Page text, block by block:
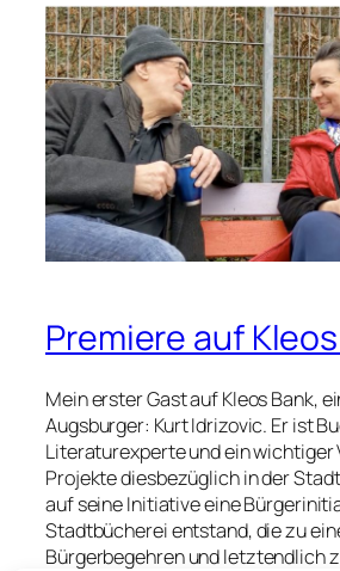
Premiere auf
Mein erster Gast auf Kleos Bank,
Augsburger: Kurt Idrizovic. Er ist
Literaturexperte und ein wichtiger
Projekte diesbezüglich in der
auf seine Initiative eine
Stadtbücherei entstand, die zu
Bürgerbegehren und letztendlich